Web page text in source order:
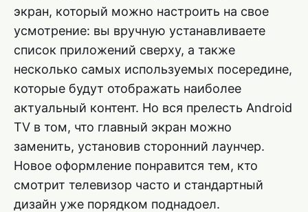
экран, который можно настроить на свое
усмотрение: вы вручную устанавливаете
список приложений сверху, а также
несколько самых используемых посередине,
которые будут отображать наиболее
актуальный контент. Но вся прелесть Android
TV в том, что главный экран можно
заменить, установив сторонний лаунчер.
Новое оформление понравится тем, кто
смотрит телевизор часто и стандартный
дизайн уже порядком поднадоел.